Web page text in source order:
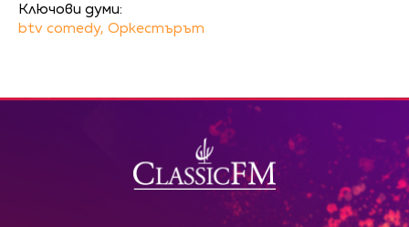
Ключови думи:
btv comedy, Оркестърът